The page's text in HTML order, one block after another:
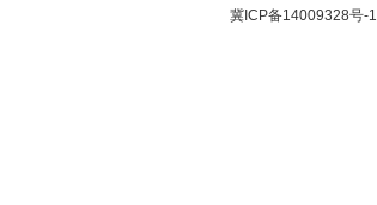
冀ICP备14009328号-1